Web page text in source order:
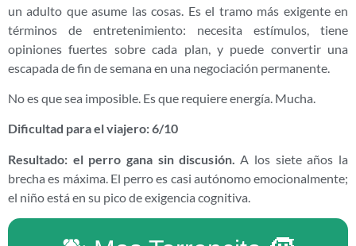
un adulto que asume las cosas. Es el tramo más exigente en
términos de entretenimiento: necesita estímulos, tiene
opiniones fuertes sobre cada plan, y puede convertir una
escapada de fin de semana en una negociación permanente.
No es que sea imposible. Es que requiere energía. Mucha.
Dificultad para el viajero: 6/10
Resultado: el perro gana sin discusión. A los siete años la
brecha es máxima. El perro es casi autónomo emocionalmente;
el niño está en su pico de exigencia cognitiva.